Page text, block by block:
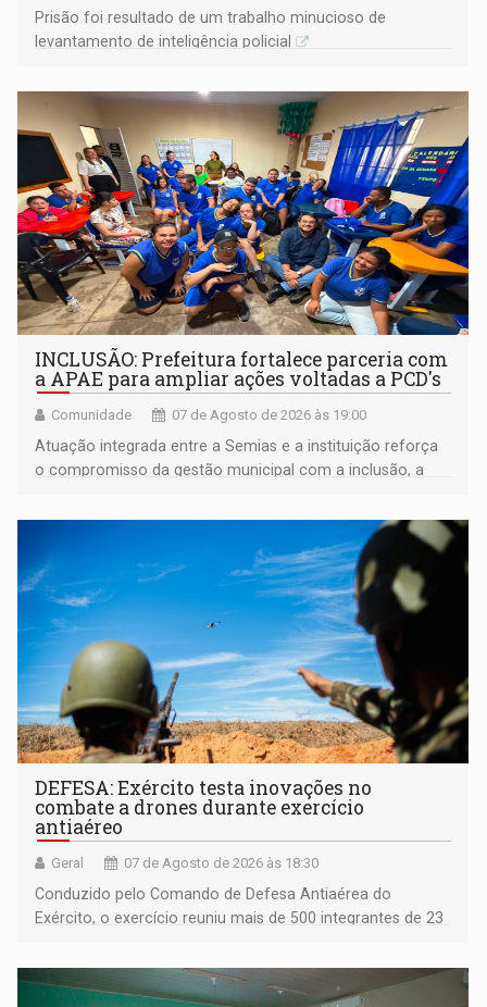
Prisão foi resultado de um trabalho minucioso de
levantamento de inteligência policial
INCLUSÃO: Prefeitura fortalece parceria com
a APAE para ampliar ações voltadas a PCD's
Comunidade 07 de Agosto de 2026 às 19:00
Atuação integrada entre a Semias e a instituição reforça
o compromisso da gestão municipal com a inclusão, a
DEFESA: Exército testa inovações no
combate a drones durante exercício
antiaéreo
Geral 07 de Agosto de 2026 às 18:30
Conduzido pelo Comando de Defesa Antiaérea do
Exército, o exercício reuniu mais de 500 integrantes de 23